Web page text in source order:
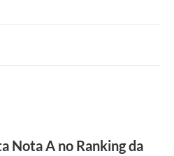
Nota A no Ranking da